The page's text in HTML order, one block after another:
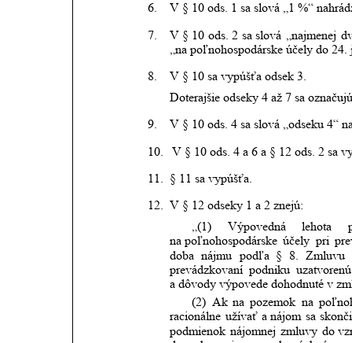
6. V § 10 ods. 1 sa slová „1 %“
7. V § 10 ods. 2 sa slová „najmenej
„na poľnohospodárske účely do
8.
V § 10 sa vypúšťa odsek 3.
Doterajšie odseky 4 až 7 sa
9. V § 10 ods. 4 sa slová „odseku 4“
10. V § 10 ods. 4 a 6 a § 12 ods. 2 sa
11. § 11 sa vypúšťa.
12.
V § 12 odseky 1 a 2 znejú:
„(1)
Výpovedná lehota
na poľnohospodárske účely pri
doba nájmu podľa § 8. Zmluvu
prevádzkovaní podniku uzatvorenú
a dôvody výpovede dohodnuté v
(2) Ak na pozemok na
racionálne užívať a nájom sa
podmienok nájomnej zmluvy do